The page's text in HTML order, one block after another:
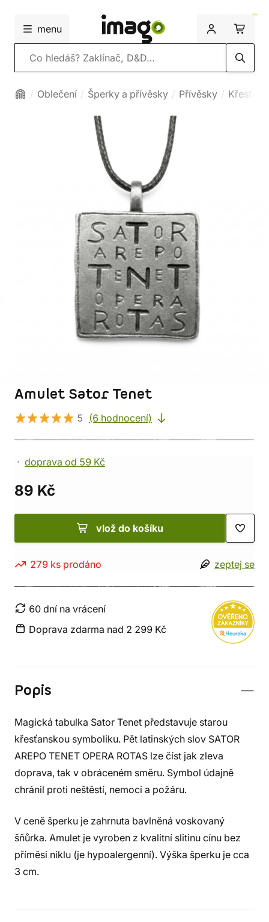
menu
Vyhledávání
Oblečení Šperky a přívěsky Přívěsky
Amulet Sator Tenet
5 (6 hodnocení)
doprava od 59 Kč
89 Kč
vlož do košíku
279 ks prodáno zeptej se
60 dní na vrácení
Doprava zdarma nad 2 299 Kč
Popis
Magická tabulka Sator Tenet představuje starou
křesťanskou symboliku. Pět latinských slov SATOR
AREPO TENET OPERA ROTAS lze číst jak zleva
doprava, tak v obráceném směru. Symbol údajně
chránil proti neštěstí, nemoci a požáru.
V ceně šperku je zahrnuta bavlněná voskovaný
šňůrka. Amulet je vyroben z kvalitní slitinu cínu bez
příměsi niklu (je hypoalergenní). Výška šperku je cca
3 cm.